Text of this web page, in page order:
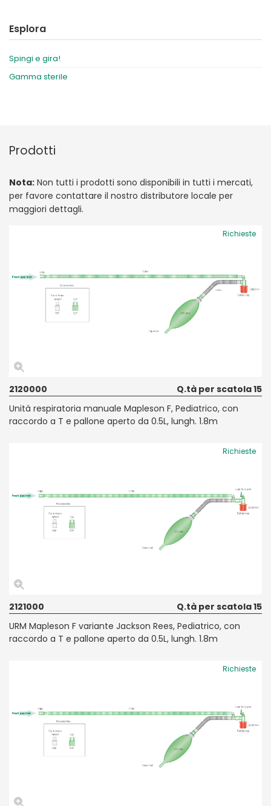
Esplora
Spingi e gira!
Gamma sterile
Prodotti
Nota: Non tutti i prodotti sono disponibili in tutti i mercati,
per favore contattare il nostro distributore locale per
maggiori dettagli.
Richieste
2120000
Q.tà per scatola 15
Unità respiratoria manuale Mapleson F, Pediatrico, con
raccordo a T e pallone aperto da 0.5L, lungh. 1.8m
Richieste
2121000
Q.tà per scatola 15
URM Mapleson F variante Jackson Rees, Pediatrico, con
raccordo a T e pallone aperto da 0.5L, lungh. 1.8m
Richieste